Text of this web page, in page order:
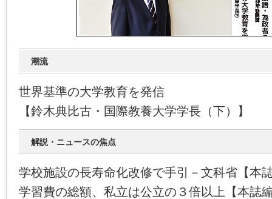
潮流
世界基準の大学教育を発信
【鈴木典比古・国際教養大学学長（下）】
解説・ニュースの焦点
学校施設の長寿命化改修で手引－文科省【本
学習費の総額、私立は公立の３倍以上【本誌